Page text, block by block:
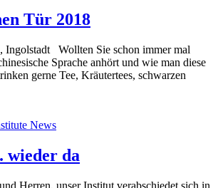
Tür 2018
Ingolstadt Wollten Sie schon immer mal
Sprache anhört und wie man diese
gerne Tee, Kräutertees, schwarzen
News
wieder da
Herren, unser Institut verabschiedet sich in